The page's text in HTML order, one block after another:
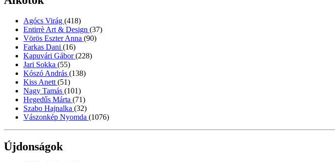
Agócs Virág (418)
Entirrè Art & Design (37)
Vörös Eszter Anna (90)
Farkas Dani (16)
Kapuvári Gábor(228)
Jari Sokka (55)
Kószó András (138)
Kiss Anett (51)
Nagy Tamás (101)
Hegedűs Márta (71)
Szabo Hajnalka (32)
Vászonkép Nyomda (1076)
Újdonságok